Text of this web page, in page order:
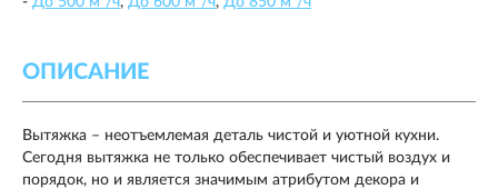
ОПИСАНИЕ
Вытяжка – неотъемлемая деталь чистой и уютной кухни.
Сегодня вытяжка не только обеспечивает чистый воздух и
порядок, но и является значимым атрибутом декора и